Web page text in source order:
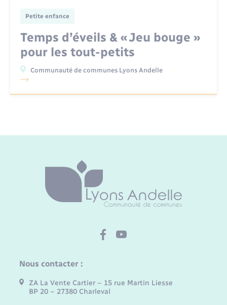
Petite enfance
Temps d’éveils & « Jeu bouge »
pour les tout-petits
Communauté de communes Lyons Andelle
Nous contacter :
ZA La Vente Cartier – 15 rue Martin Liesse
BP 20 – 27380 Charleval